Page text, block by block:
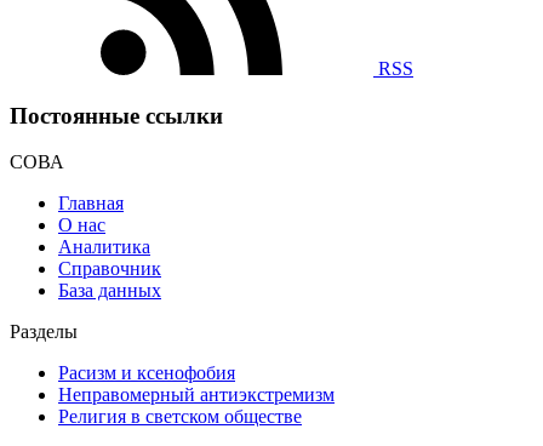
RSS
Постоянные ссылки
СОВА
Главная
О нас
Аналитика
Справочник
База данных
Разделы
Расизм и ксенофобия
Неправомерный антиэкстремизм
Религия в светском обществе